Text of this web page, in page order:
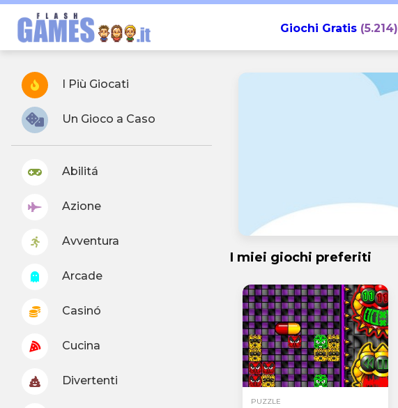
Giochi Gratis(5.214)
I Più Giocati
Un Gioco a Caso
Abilitá
Azione
Avventura
Arcade
Casinó
Cucina
Divertenti
I miei giochi preferiti
PUZZLE